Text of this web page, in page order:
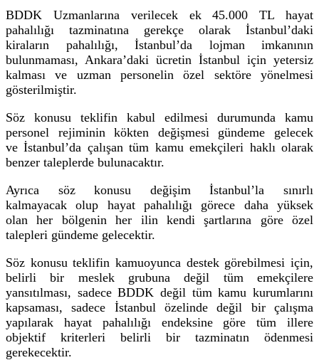
BDDK Uzmanlarına verilecek ek 45.000 TL hayat
pahalılığı tazminatına gerekçe olarak İstanbul’daki
kiraların pahalılığı, İstanbul’da lojman imkanının
bulunmaması, Ankara’daki ücretin İstanbul için yetersiz
kalması ve uzman personelin özel sektöre yönelmesi
gösterilmiştir.
Söz konusu teklifin kabul edilmesi durumunda kamu
personel rejiminin kökten değişmesi gündeme gelecek
veİstanbul’da çalışantüm kamuemekçileri haklı olarak
benzer taleplerde bulunacaktır.
Ayrıca söz konusu değişim İstanbul’la sınırlı
kalmayacakolup hayat pahalılığı görece daha yüksek
olanher bölgenin her ilin kendi şartlarına göre özel
talepleri gündeme gelecektir.
Söz konusu teklifin kamuoyunca destek görebilmesi için,
belirli bir meslek grubuna değil tüm emekçilere
yansıtılması, sadece BDDK değil tüm kamu kurumlarını
kapsaması, sadece İstanbul özelinde değil bir çalışma
yapılarak hayat pahalılığı endeksine göre tüm illere
objektif kriterleri belirli bir tazminatın ödenmesi
gerekecektir.